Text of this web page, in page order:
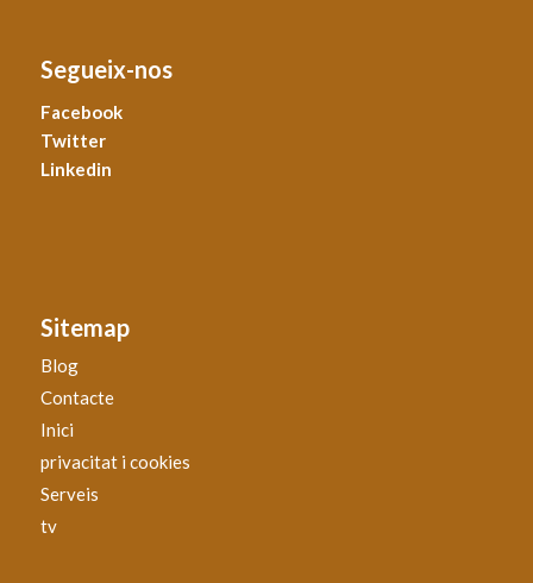
Segueix-nos
Facebook
Twitter
Linkedin
Sitemap
Blog
Contacte
Inici
privacitat i cookies
Serveis
tv